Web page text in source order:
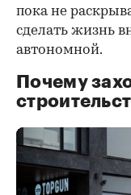
пока не
сделать жизнь
автономной.
Почему